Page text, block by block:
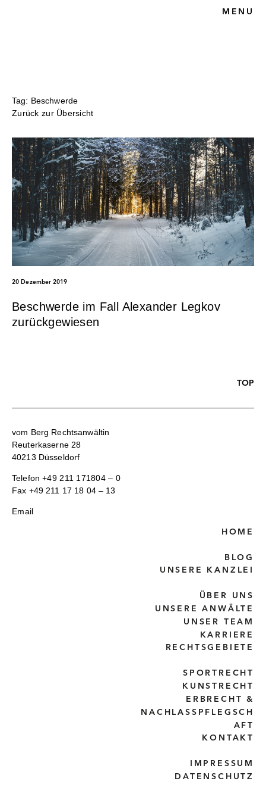
MENU
Tag: Beschwerde
Zurück zur Übersicht
20 Dezember 2019
Beschwerde im Fall Alexander Legkov
zurückgewiesen
TOP
vom Berg Rechtsanwältin
Reuterkaserne 28
40213 Düsseldorf
Telefon+49 211 171804 – 0
Fax +49 211 17 18 04 – 13
Email
HOME
BLOG
UNSERE KANZLEI
ÜBER UNS
UNSERE ANWÄLTE
UNSER TEAM
KARRIERE
RECHTSGEBIETE
SPORTRECHT
KUNSTRECHT
ERBRECHT &
NACHLASSPFLEGSCH
AFT
KONTAKT
IMPRESSUM
DATENSCHUTZ